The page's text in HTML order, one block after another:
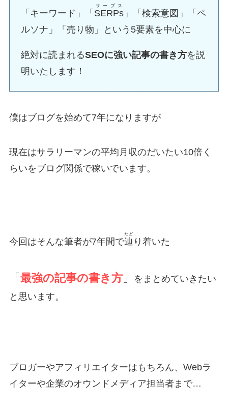
「キーワード」「 SERPs
サープス
」「検索意図」「ペ
ルソナ」「売り物」という5要素を中心に
絶対に読まれるSEOに強い記事の書き方を説
明いたします！
僕はブログを始めて7年になりますが
現在はサラリーマンの平均月収のだいたい10倍く
らいをブログ関係で稼いでいます。
今回はそんな筆者が7年間で辿
たど
り着いた
「 最強の記事の書き方」
をまとめていきたい
と思います。
ブロガーやアフィリエイターはもちろん、Webラ
イターや企業のオウンドメディア担当者まで…